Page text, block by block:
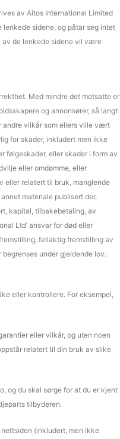
av Aitos International Limited
lenkede sidene, og påtar seg intet
av de lenkede sidene vil være
Med mindre det motsatte er
og annonsører, så langt
andre vilkår som ellers ville vært
for skader, inkludert men ikke
følgeskader, eller skader i form av
eller omdømme, eller
eller relatert til bruk, manglende
materiale publisert der,
kapital, tilbakebetaling, av
Ltd’ ansvar for død eller
feilaktig fremstilling av
under gjeldende lov.
eller kontrollere. For eksempel,
eller vilkår, og uten noen
relatert til din bruk av slike
og du skal sørge for at du er kjent
tilbyderen.
(inkludert, men ikke